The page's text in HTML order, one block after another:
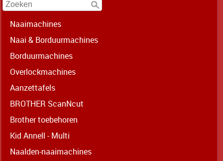
Naaimachines
Naai & Borduurmachines
Borduurmachines
Overlockmachines
Aanzettafels
BROTHER ScanNcut
Brother toebehoren
Kid Annell - Multi
Naalden-naaimachines